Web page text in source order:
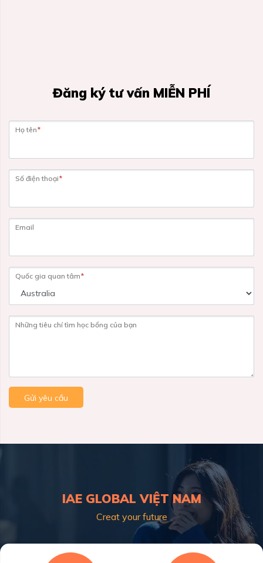
Đăng ký tư vấn MIỄN PHÍ
Họ tên*
Số điện thoại*
Email
Quốc gia quan tâm*
Những tiêu chí tìm học bổng của bạn
Gửi yêu cầu
IAE GLOBAL VIỆT NAM
Creat your future